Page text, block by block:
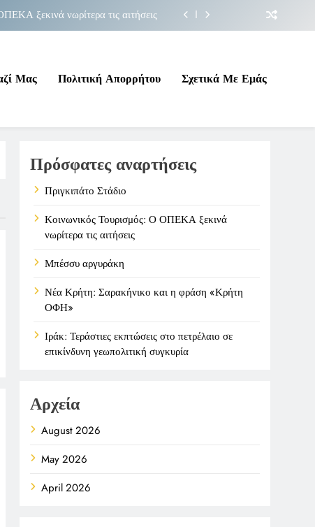
ξεκινά νωρίτερα τις αιτήσεις
και η φράση «Κρήτη ΟΦΗ»
ξεκινά νωρίτερα τις αιτήσεις
Μπέσσυ αργυράκη
και η φράση «Κρήτη ΟΦΗ»
Μας Πολιτική Απορρήτου Σχετικά Με Εμάς
Πρόσφατες αναρτήσεις
Πριγκιπάτο Στάδιο
Κοινωνικός Τουρισμός: Ο ΟΠΕΚΑ ξεκινά
νωρίτερα τις αιτήσεις
Μπέσσυ αργυράκη
Νέα Κρήτη: Σαρακήνικο και η φράση «Κρήτη
ΟΦΗ»
Ιράκ: Τεράστιες εκπτώσεις στο πετρέλαιο σε
επικίνδυνη γεωπολιτική συγκυρία
Αρχεία
August 2026
May 2026
April 2026